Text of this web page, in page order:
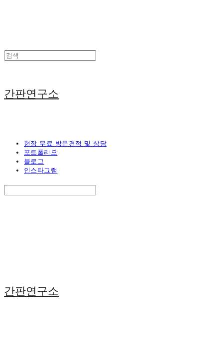
간판연구소
현장 무료 방문견적 및 상담
포트폴리오
블로그
인스타그램
간판연구소